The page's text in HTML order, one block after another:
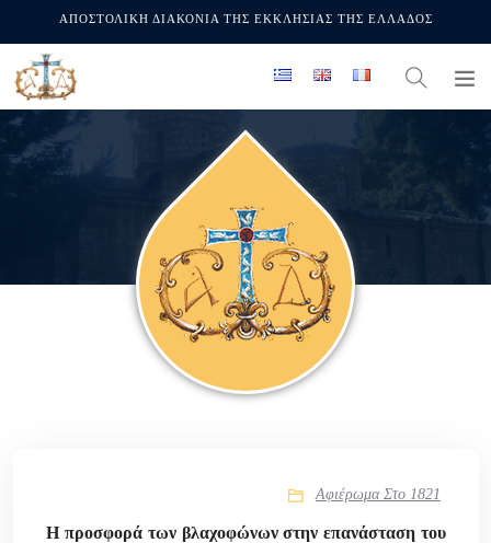
ΑΠΟΣΤΟΛΙΚΗ ΔΙΑΚΟΝΙΑ ΤΗΣ ΕΚΚΛΗΣΙΑΣ ΤΗΣ ΕΛΛΑΔΟΣ
Αφιέρωμα Στο 1821
Η προσφορά των βλαχοφώνων στην επανάσταση του